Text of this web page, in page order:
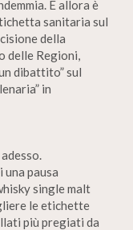
E allora è
sanitaria sul
della
delle Regioni,
dibattito” sul
in
una pausa
single malt
le etichette
più pregiati da